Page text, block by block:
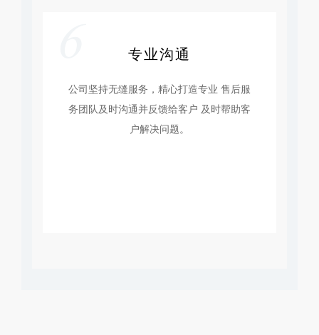
专业沟通
公司坚持无缝服务，精心打造专业 售后服
务团队及时沟通并反馈给客户 及时帮助客
户解决问题。